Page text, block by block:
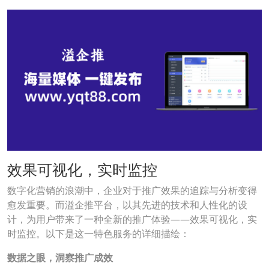
效果可视化，实时监控
数字化营销的浪潮中，企业对于推广效果的追踪与分析变得
愈发重要。而溢企推平台，以其先进的技术和人性化的设
计，为用户带来了一种全新的推广体验——效果可视化，实
时监控。以下是这一特色服务的详细描绘：
数据之眼，洞察推广成效